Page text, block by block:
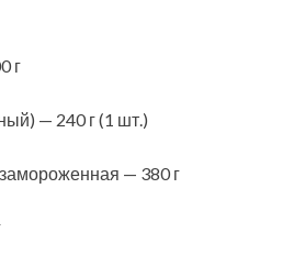
г
— 240 г (1 шт.)
— 380 г